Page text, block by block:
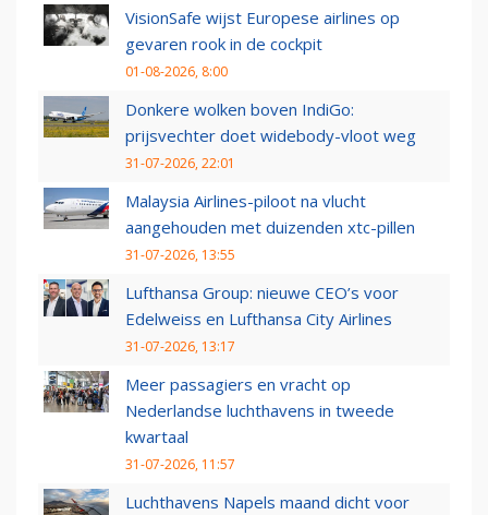
VisionSafe wijst Europese airlines op
gevaren rook in de cockpit
01-08-2026, 8:00
Donkere wolken boven IndiGo:
prijsvechter doet widebody-vloot weg
31-07-2026, 22:01
Malaysia Airlines-piloot na vlucht
aangehouden met duizenden xtc-pillen
31-07-2026, 13:55
Lufthansa Group: nieuwe CEO’s voor
Edelweiss en Lufthansa City Airlines
31-07-2026, 13:17
Meer passagiers en vracht op
Nederlandse luchthavens in tweede
kwartaal
31-07-2026, 11:57
Luchthavens Napels maand dicht voor